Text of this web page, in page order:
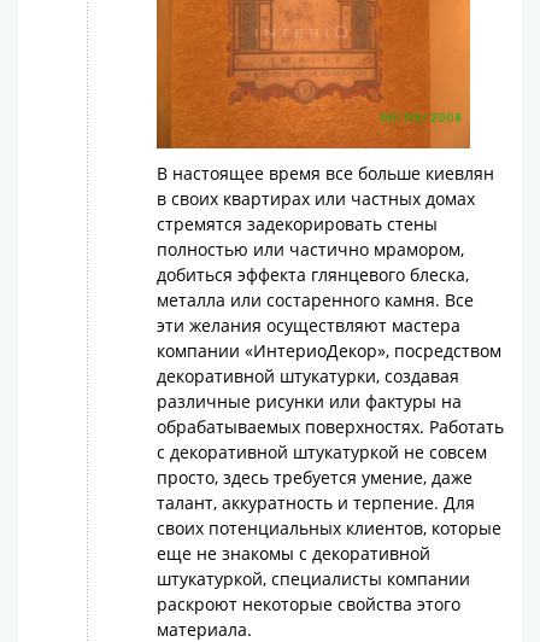
В настоящее время все больше киевлян
в своих квартирах или частных домах
стремятся задекорировать стены
полностью или частично мрамором,
добиться эффекта глянцевого блеска,
металла или состаренного камня. Все
эти желания осуществляют мастера
компании «ИнтериоДекор», посредством
декоративной штукатурки, создавая
различные рисунки или фактуры на
обрабатываемых поверхностях. Работать
с декоративной штукатуркой не совсем
просто, здесь требуется умение, даже
талант, аккуратность и терпение. Для
своих потенциальных клиентов, которые
еще не знакомы с декоративной
штукатуркой, специалисты компании
раскроют некоторые свойства этого
материала.